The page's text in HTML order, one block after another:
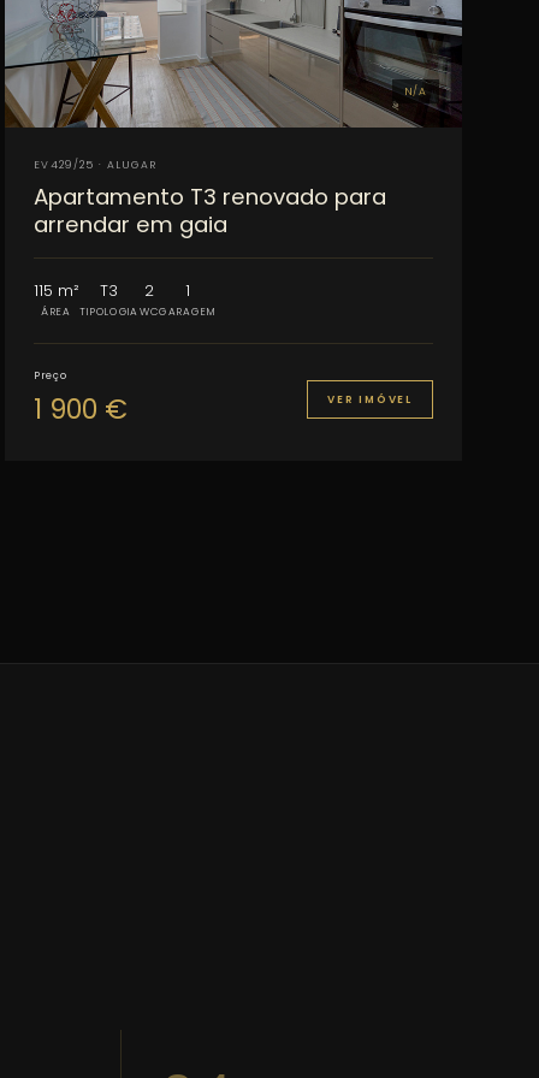
N/A
EV429/25 · ALUGAR
Apartamento T3 renovado para
arrendar em gaia
115 m²
ÁREA
T3
TIPOLOGIA
2
WC
1
GARAGEM
Preço
1 900 € VER IMÓVEL